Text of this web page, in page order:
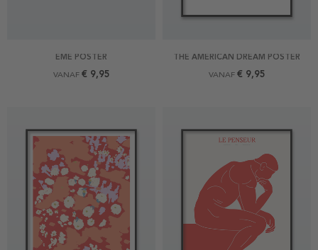
EME POSTER
VANAF € 9,95
THE AMERICAN DREAM POSTER
VANAF € 9,95